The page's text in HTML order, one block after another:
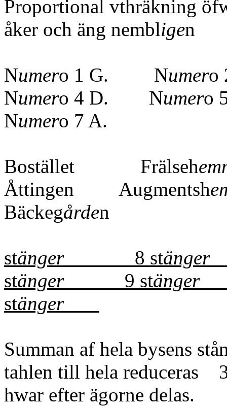
Proportional vthräkning
åker och äng nembligen
Numero 1 G. Numer
Numero 4 D. Numero
Numero 7 A.
Bostället Frälseh
Åttingen Augmentsh
Bäckegården
stänger8 st
stänger 9 stänger
stänger
Summan af hela bysens
tahlen till hela reduceras
hwar efter ägorne delas.